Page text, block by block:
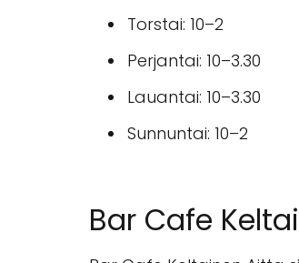
Torstai: 10–2
Perjantai: 10–3.30
Lauantai: 10–3.30
Sunnuntai: 10–2
Bar Cafe